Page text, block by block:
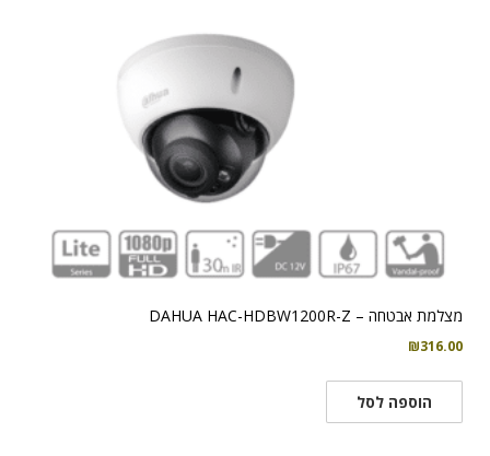
מצלמת אבטחה – DAHUA HAC-HDBW1200R-Z
₪316.00
הוספה לסל